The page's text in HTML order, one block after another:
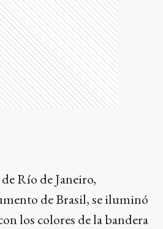
Río de Janeiro,
de Brasil, se iluminó
los colores de la bandera